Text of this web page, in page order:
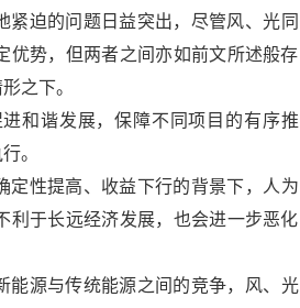
迫的问题日益突出，尽管风、光同
优势，但两者之间亦如前文所述般存
之下。
和谐发展，保障不同项目的有序推
。
定性提高、收益下行的背景下，人为
利于长远经济发展，也会进一步恶化
能源与传统能源之间的竞争，风、光